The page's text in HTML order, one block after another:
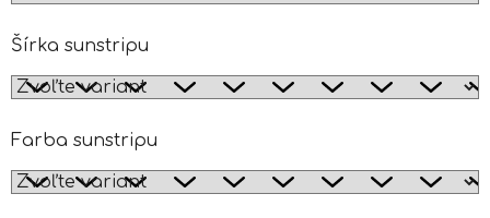
Šírka sunstripu
Farba sunstripu